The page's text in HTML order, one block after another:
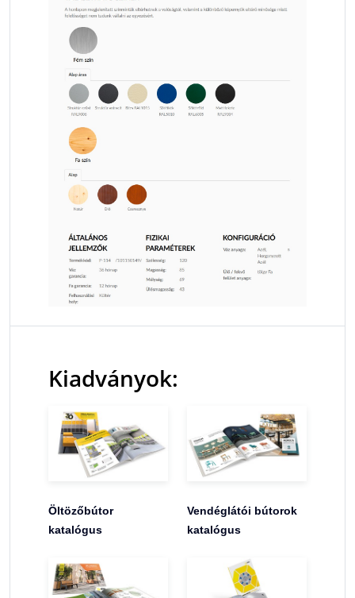
Kiadványok:
Öltözőbútor
katalógus
Vendéglátói bútorok
katalógus